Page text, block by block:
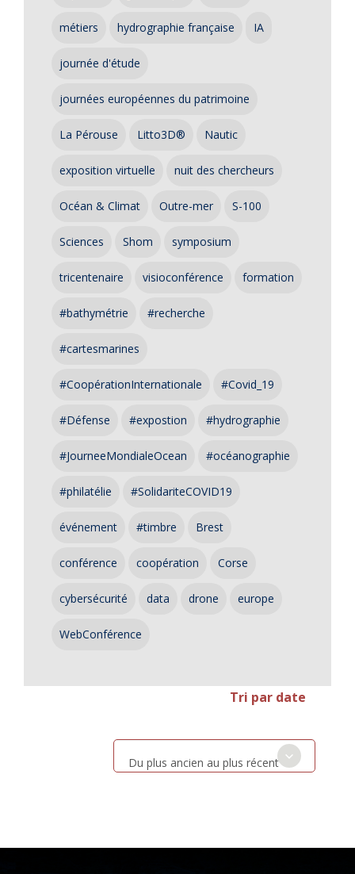
métiers hydrographie française IA
journée d'étude
journées européennes du patrimoine
La Pérouse Litto3D® Nautic
exposition virtuelle nuit des chercheurs
Océan & Climat Outre-mer S-100
Sciences Shom symposium
tricentenaire visioconférence formation
#bathymétrie #recherche
#cartesmarines
#CoopérationInternationale #Covid_19
#Défense #expostion #hydrographie
#JourneeMondialeOcean #océanographie
#philatélie #SolidariteCOVID19
événement #timbre Brest
conférence coopération Corse
cybersécurité data drone europe
WebConférence
Tri par date
Du plus ancien au plus récent